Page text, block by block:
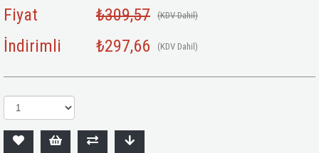
Fiyat ₺309,57 (KDV Dahil)
İndirimli ₺297,66 (KDV Dahil)